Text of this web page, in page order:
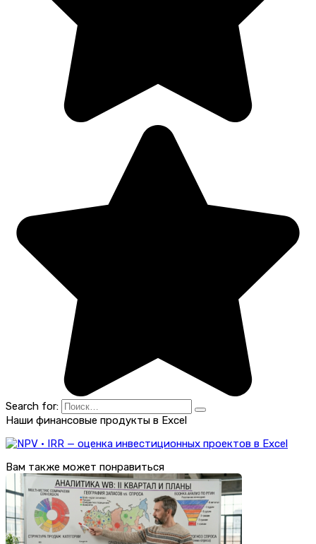
Search for:
Наши финансовые продукты в Excel
Вам также может понравиться